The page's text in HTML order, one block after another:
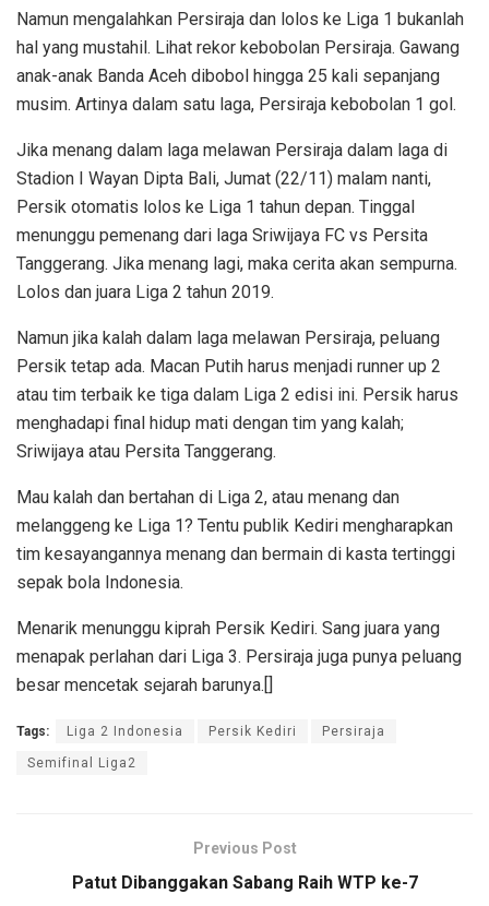
Namun mengalahkan Persiraja dan lolos ke Liga 1 bukanlah
hal yang mustahil. Lihat rekor kebobolan Persiraja. Gawang
anak-anak Banda Aceh dibobol hingga 25 kali sepanjang
musim. Artinya dalam satu laga, Persiraja kebobolan 1 gol.
Jika menang dalam laga melawan Persiraja dalam laga di
Stadion I Wayan Dipta Bali, Jumat (22/11) malam nanti,
Persik otomatis lolos ke Liga 1 tahun depan. Tinggal
menunggu pemenang dari laga Sriwijaya FC vs Persita
Tanggerang. Jika menang lagi, maka cerita akan sempurna.
Lolos dan juara Liga 2 tahun 2019.
Namun jika kalah dalam laga melawan Persiraja, peluang
Persik tetap ada. Macan Putih harus menjadi runner up 2
atau tim terbaik ke tiga dalam Liga 2 edisi ini. Persik harus
menghadapi final hidup mati dengan tim yang kalah;
Sriwijaya atau Persita Tanggerang.
Mau kalah dan bertahan di Liga 2, atau menang dan
melanggeng ke Liga 1? Tentu publik Kediri mengharapkan
tim kesayangannya menang dan bermain di kasta tertinggi
sepak bola Indonesia.
Menarik menunggu kiprah Persik Kediri. Sang juara yang
menapak perlahan dari Liga 3. Persiraja juga punya peluang
besar mencetak sejarah barunya.[]
Tags: Liga 2 Indonesia Persik Kediri Persiraja
Semifinal Liga2
Previous Post
Patut Dibanggakan Sabang Raih WTP ke-7